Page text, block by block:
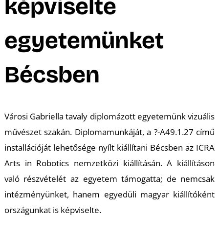
képviselte
egyetemünket
Bécsben
Városi Gabriella tavaly diplomázott egyetemünk vizuális
művészet szakán. Diplomamunkáját, a ?-A49.1.27 című
installációját lehetősége nyílt kiállítani Bécsben az ICRA
Arts in Robotics nemzetközi kiállításán. A kiállításon
való részvételét az egyetem támogatta; de nemcsak
intézményünket, hanem egyedüli magyar kiállítóként
országunkat is képviselte.